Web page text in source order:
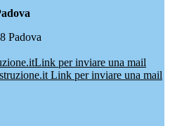
Padova
Link per inviare una mail
Link per inviare una mail